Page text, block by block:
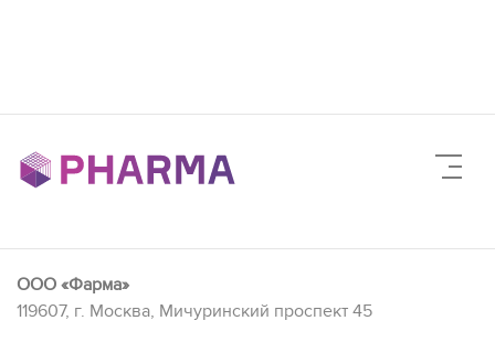
ООО «Фарма»
119607, г. Москва, Мичуринский проспект 45